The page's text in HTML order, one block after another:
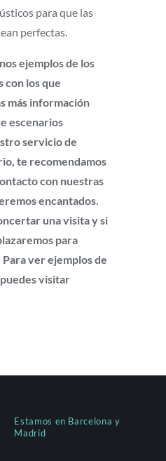
para que las
perfectas.
ejemplos de los
con los que
más información
escenarios
servicio de
te recomendamos
con nuestras
encantados.
una visita y si
para
ver ejemplos de
visitar
Estamos en Barcelona y
Madrid